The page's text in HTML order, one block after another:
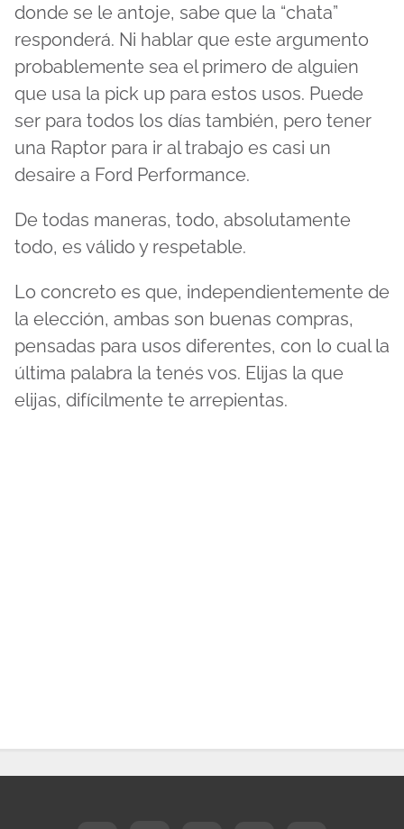
donde se le antoje, sabe que la “chata”
responderá. Ni hablar que este argumento
probablemente sea el primero de alguien
que usa la pick up para estos usos. Puede
ser para todos los días también, pero tener
una Raptor para ir al trabajo es casi un
desaire a Ford Performance.
De todas maneras, todo, absolutamente
todo, es válido y respetable.
Lo concreto es que, independientemente de
la elección, ambas son buenas compras,
pensadas para usos diferentes, con lo cual la
última palabra la tenés vos. Elijas la que
elijas, difícilmente te arrepientas.